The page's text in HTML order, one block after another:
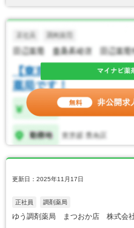
更新日：2025年11月17日
正社員 調剤薬局
ゆう調剤薬局 まつおか店 株式会